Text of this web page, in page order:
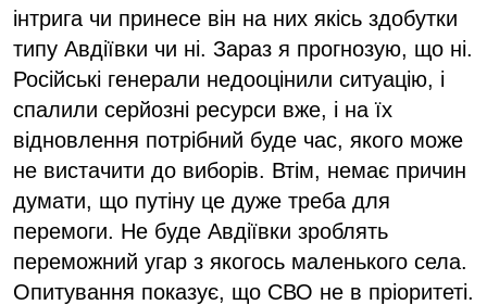
інтрига чи принесе він на них якісь здобутки
типу Авдіївки чи ні. Зараз я прогнозую, що ні.
Російські генерали недооцінили ситуацію, і
спалили серйозні ресурси вже, і на їх
відновлення потрібний буде час, якого може
не вистачити до виборів. Втім, немає причин
думати, що путіну це дуже треба для
перемоги. Не буде Авдіївки зроблять
переможний угар з якогось маленького села.
Опитування показує, що СВО не в пріоритеті.